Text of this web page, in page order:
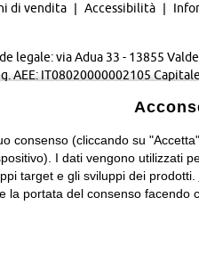
di vendita Accessibilità
legale: via Adua 33 - 13855
AEE: IT08020000002105
consenso (cliccando su
I dati vengono utilizzati
target e gli sviluppi dei prodotti.
la portata del consenso